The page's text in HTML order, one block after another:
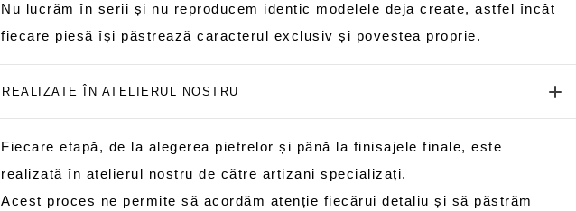
Nu lucrăm în serii și nu reproducem identic modelele deja create, astfel încât
fiecare piesă își păstrează caracterul exclusiv și povestea proprie.
REALIZATE ÎN ATELIERUL NOSTRU
Fiecare etapă, de la alegerea pietrelor și până la finisajele finale, este
realizată în atelierul nostru de către artizani specializați.
Acest proces ne permite să acordăm atenție fiecărui detaliu și să păstrăm